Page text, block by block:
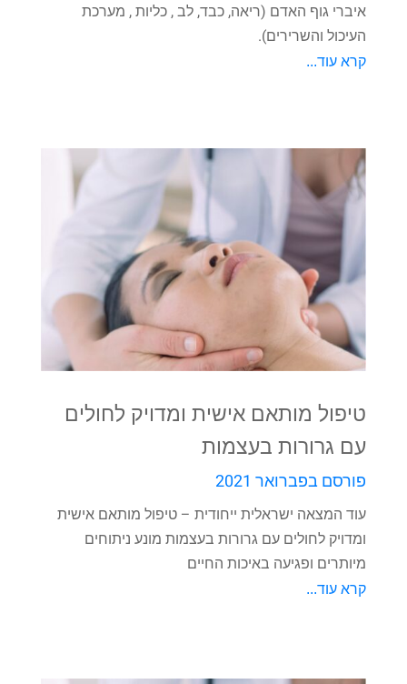
איברי גוף האדם (ריאה, כבד, לב , כליות , מערכת
העיכול והשרירים).
קרא עוד...
טיפול מותאם אישית ומדויק לחולים
עם גרורות בעצמות
פורסם בפברואר 2021
עוד המצאה ישראלית ייחודית – טיפול מותאם אישית
ומדויק לחולים עם גרורות בעצמות מונע ניתוחים
מיותרים ופגיעה באיכות החיים
קרא עוד...